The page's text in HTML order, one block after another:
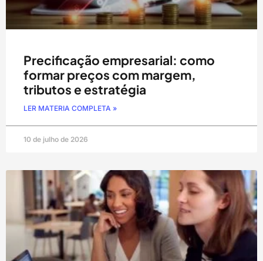
Precificação empresarial: como
formar preços com margem,
tributos e estratégia
LER MATERIA COMPLETA »
10 de julho de 2026